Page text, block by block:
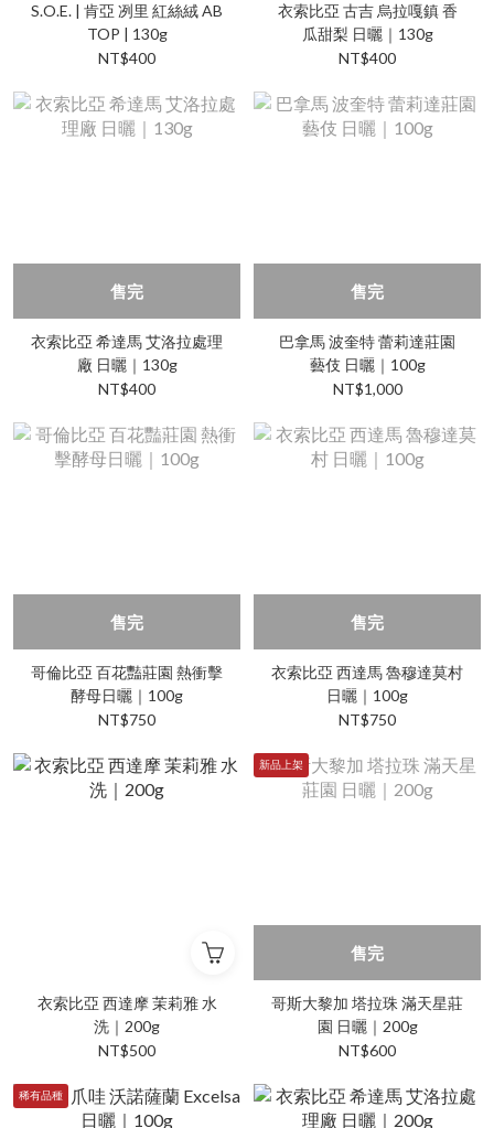
S.O.E. | 肯亞 冽里 紅絲絨 AB
TOP | 130g
NT$400
衣索比亞 古吉 烏拉嘎鎮 香
瓜甜梨 日曬｜130g
NT$400
售完
衣索比亞 希達馬 艾洛拉處理
廠 日曬｜130g
NT$400
售完
巴拿馬 波奎特 蕾莉達莊園
藝伎 日曬｜100g
NT$1,000
售完
哥倫比亞 百花豔莊園 熱衝擊
酵母日曬｜100g
NT$750
售完
衣索比亞 西達馬 魯穆達莫村
日曬｜100g
NT$750
衣索比亞 西達摩 茉莉雅 水
洗｜200g
NT$500
新品上架
售完
哥斯大黎加 塔拉珠 滿天星莊
園 日曬｜200g
NT$600
稀有品種